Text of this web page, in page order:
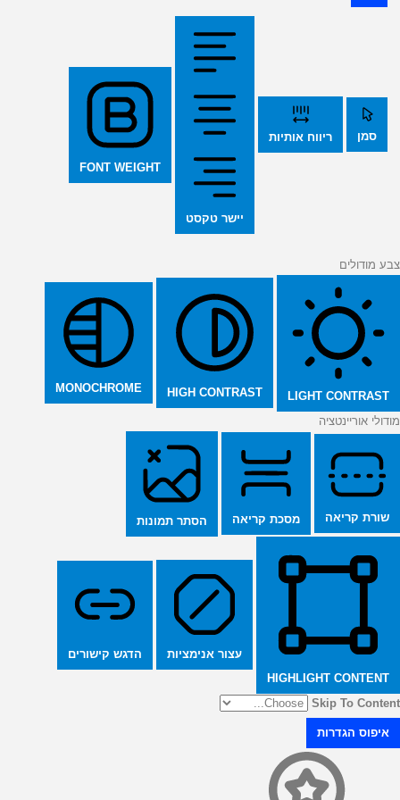
סמן ריווח אותיות
יישר טקסט
FONT WEIGHT
צבע מודולים
LIGHT CONTRAST
HIGH CONTRAST
MONOCHROME
מודולי אוריינטציה
שורת קריאה מסכת קריאה הסתר תמונות
HIGHLIGHT CONTENT
עצור אנימציות הדגש קישורים
Skip To Content
איפוס הגדרות